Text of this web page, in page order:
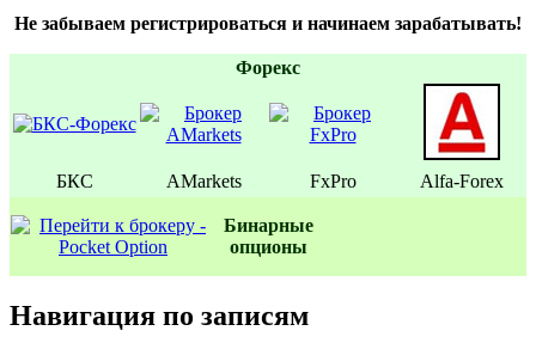
Не забываем регистрироваться и начинаем зарабатывать!
Форекс
БКС AMarkets FxPro Alfa-Forex
Бинаpные
oпционы
Навигация по записям